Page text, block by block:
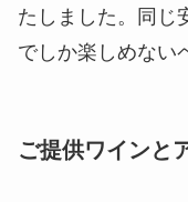
たしました。同じ
でしか楽しめない
ご提供ワインと